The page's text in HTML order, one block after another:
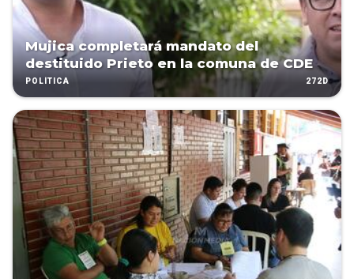
Mujica completará mandato del
destituido Prieto en la comuna de CDE
POLÍTICA 272D